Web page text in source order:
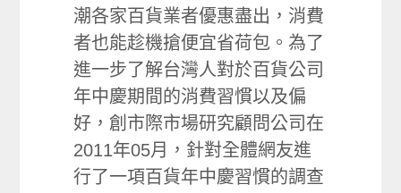
潮各家百貨業者優惠盡出，消費
者也能趁機搶便宜省荷包。為了
進一步了解台灣人對於百貨公司
年中慶期間的消費習慣以及偏
好，創市際市場研究顧問公司在
2011年05月，針對全體網友進
行了一項百貨年中慶習慣的調查